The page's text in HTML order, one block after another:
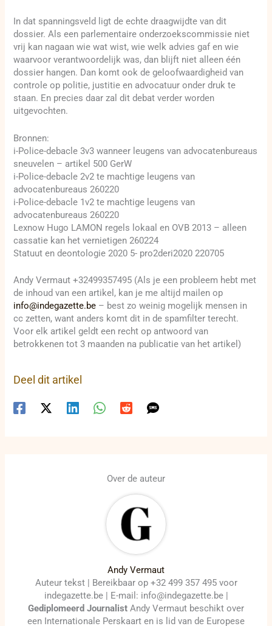
In dat spanningsveld ligt de echte draagwijdte van dit
dossier. Als een parlementaire onderzoekscommissie niet
vrij kan nagaan wie wat wist, wie welk advies gaf en wie
waarvoor verantwoordelijk was, dan blijft niet alleen één
dossier hangen. Dan komt ook de geloofwaardigheid van
controle op politie, justitie en advocatuur onder druk te
staan. En precies daar zal dit debat verder worden
uitgevochten.
Bronnen:
i-Police-debacle 3v3 wanneer leugens van advocatenbureaus
sneuvelen – artikel 500 GerW
i-Police-debacle 2v2 te machtige leugens van
advocatenbureaus 260220
i-Police-debacle 1v2 te machtige leugens van
advocatenbureaus 260220
Lexnow Hugo LAMON regels lokaal en OVB 2013 – alleen
cassatie kan het vernietigen 260224
Statuut en deontologie 2020 5- pro2deri2020 220705
Andy Vermaut +32499357495 (Als je een probleem hebt met
de inhoud van een artikel, kan je me altijd mailen op
info@indegazette.be – best zo weinig mogelijk mensen in
cc zetten, want anders komt dit in de spamfilter terecht.
Voor elk artikel geldt een recht op antwoord van
betrokkenen tot 3 maanden na publicatie van het artikel)
Deel dit artikel
Over de auteur
Andy Vermaut
Auteur tekst | Bereikbaar op +32 499 357 495 voor
indegazette.be | E-mail: info@indegazette.be |
Gediplomeerd Journalist Andy Vermaut beschikt over
een Internationale Perskaart en is lid van de Europese